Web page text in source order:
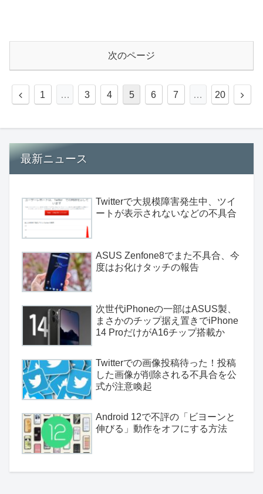
次のページ
1 … 3 4 5 6 7 … 20
最新ニュース
Twitterで大規模障害発生中、ツイ
ートが表示されないなどの不具合
ASUS Zenfone8でまた不具合、今
度はお化けタッチの報告
次世代iPhoneの一部はASUS製、
まさかのチップ据え置きでiPhone
14 ProだけがA16チップ搭載か
Twitterでの画像投稿待った！投稿
した画像が削除される不具合を公
式が注意喚起
Android 12で不評の「ビヨーンと
伸びる」動作をオフにする方法